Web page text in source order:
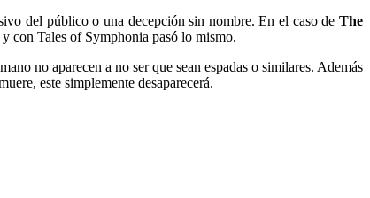
del público o una decepción sin nombre. En el caso deThe
con Tales of Symphonia pasó lo mismo.
no aparecen a no ser que sean espadas o similares. Además
este simplemente desaparecerá.